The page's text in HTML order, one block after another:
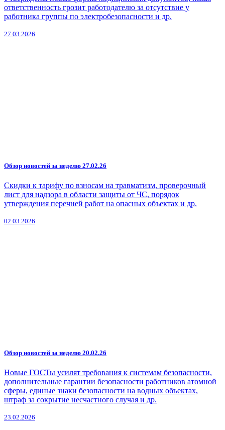
ответственность грозит работодателю за отсутствие у
работника группы по электробезопасности и др.
27.03.2026
Обзор новостей за неделю 27.02.26
Скидки к тарифу по взносам на травматизм, проверочный
лист для надзора в области защиты от ЧС, порядок
утверждения перечней работ на опасных объектах и др.
02.03.2026
Обзор новостей за неделю 20.02.26
Новые ГОСТы усилят требования к системам безопасности,
дополнительные гарантии безопасности работников атомной
сферы, единые знаки безопасности на водных объектах,
штраф за сокрытие несчастного случая и др.
23.02.2026